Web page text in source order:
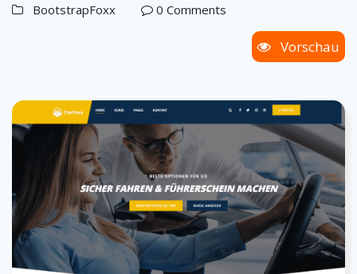
BootstrapFoxx 0 Comments
Vorschau